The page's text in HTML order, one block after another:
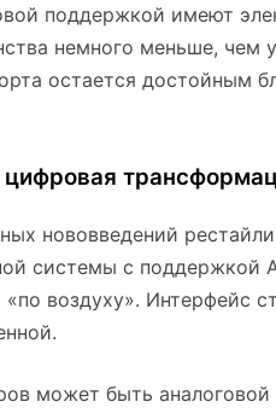
поддержкой имеют
немного меньше, чем
остается достойным
цифровая
нововведений
системы с поддержкой
воздуху». Интерфейс
может быть